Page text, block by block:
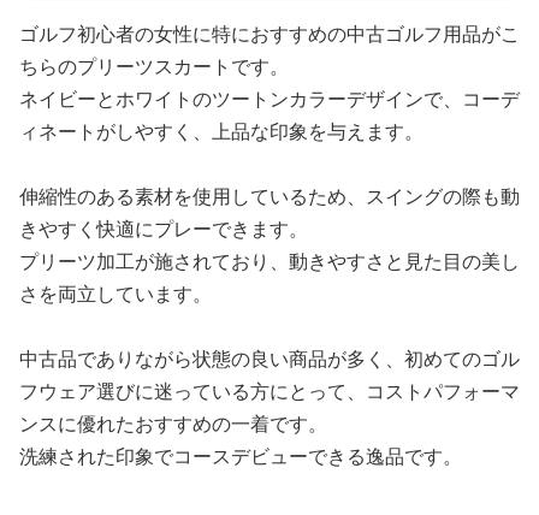
ゴルフ初心者の女性に特におすすめの中古ゴルフ用品がこ
ちらのプリーツスカートです。
ネイビーとホワイトのツートンカラーデザインで、コーデ
ィネートがしやすく、上品な印象を与えます。
伸縮性のある素材を使用しているため、スイングの際も動
きやすく快適にプレーできます。
プリーツ加工が施されており、動きやすさと見た目の美し
さを両立しています。
中古品でありながら状態の良い商品が多く、初めてのゴル
フウェア選びに迷っている方にとって、コストパフォーマ
ンスに優れたおすすめの一着です。
洗練された印象でコースデビューできる逸品です。